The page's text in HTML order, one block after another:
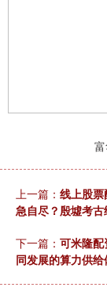
上一篇： 线上股
急自尽？殷墟考
下一篇： 可米隆
同发展的算力供给